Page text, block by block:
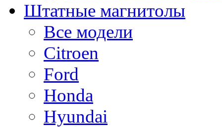
Штатные магнитолы
Все модели
Citroen
Ford
Honda
Hyundai